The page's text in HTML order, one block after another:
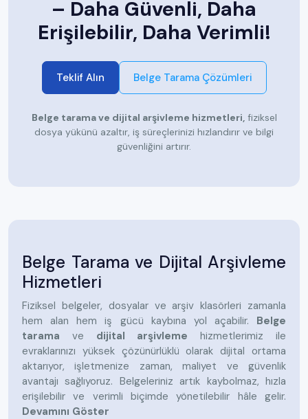
– Daha Güvenli, Daha
Erişilebilir, Daha Verimli!
Teklif Alın Belge Tarama Çözümleri
Belge tarama ve dijital arşivleme hizmetleri,fiziksel
dosya yükünü azaltır, iş süreçlerinizi hızlandırır ve bilgi
güvenliğini artırır.
Belge Tarama ve Dijital Arşivleme
Hizmetleri
Fiziksel belgeler, dosyalar ve arşiv klasörleri zamanla
hem alan hem iş gücü kaybına yol açabilir. Belge
tarama ve dijital arşivleme hizmetlerimiz ile
evraklarınızı yüksek çözünürlüklü olarak dijital ortama
aktarıyor, işletmenize zaman, maliyet ve güvenlik
avantajı sağlıyoruz. Belgeleriniz artık kaybolmaz, hızla
erişilebilir ve verimli biçimde yönetilebilir hâle gelir.
Devamını Göster